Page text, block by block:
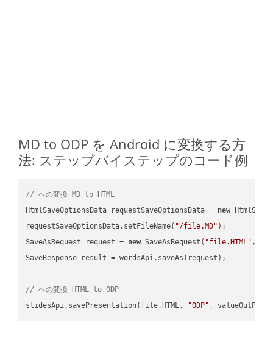
MD to ODP を Android に変換する方
法: ステップバイステップのコード例
// への変換 MD to HTML
HtmlSaveOptionsData requestSaveOptionsData = new
requestSaveOptionsData.setFileName( "/file.MD" );
SaveAsRequest request = new SaveAsRequest( "file.HTML"
SaveResponse result = wordsApi.saveAs(request);
// への変換 HTML to ODP
slidesApi.savePresentation(file.HTML,
"ODP"